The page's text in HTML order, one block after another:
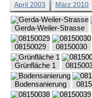
April 2003
März 2010
Gerda-Weiler-Strasse
08150029 08150030
Grünfläche 1
Bodensanierung